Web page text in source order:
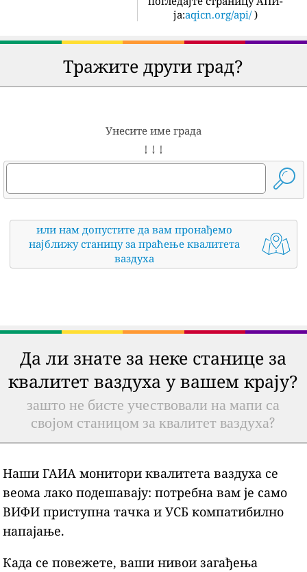
ја:aqicn.org/api/ )
Тражите други град?
Унесите име града
↓ ↓ ↓
или нам допустите да вам пронађемо
најближу станицу за праћење квалитета
ваздуха
Да ли знате за неке станице за
квалитет ваздуха у вашем крају?
зашто не бисте учествовали на мапи са
својом станицом за квалитет ваздуха?
Наши ГАИА монитори квалитета ваздуха се
веома лако подешавају: потребна вам је само
ВИФИ приступна тачка и УСБ компатибилно
напајање.
Када се повежете, ваши нивои загађења